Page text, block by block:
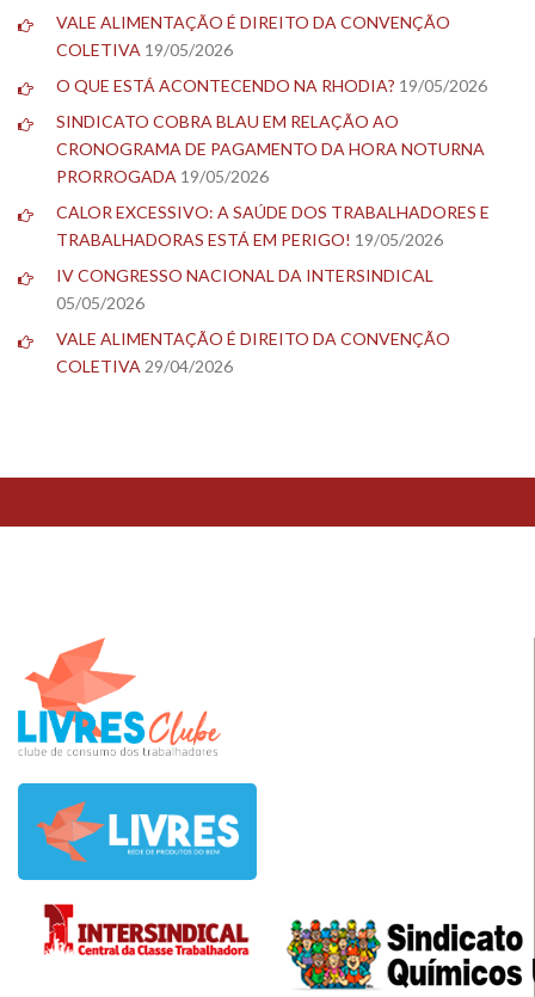
VALE ALIMENTAÇÃO É DIREITO DA CONVENÇÃO
COLETIVA 19/05/2026
O QUE ESTÁ ACONTECENDO NA RHODIA? 19/05/2026
SINDICATO COBRA BLAU EM RELAÇÃO AO
CRONOGRAMA DE PAGAMENTO DA HORA NOTURNA
PRORROGADA 19/05/2026
CALOR EXCESSIVO: A SAÚDE DOS TRABALHADORES E
TRABALHADORAS ESTÁ EM PERIGO! 19/05/2026
IV CONGRESSO NACIONAL DA INTERSINDICAL
05/05/2026
VALE ALIMENTAÇÃO É DIREITO DA CONVENÇÃO
COLETIVA29/04/2026